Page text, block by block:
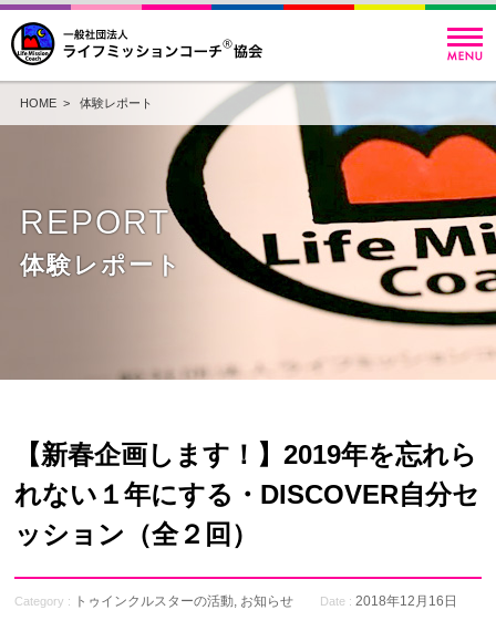
HOME> 体験レポート
REPORT
体験レポート
【新春企画します！】2019年を忘れら
れない１年にする・DISCOVER自分セ
ッション（全２回）
Category : トゥインクルスターの活動, お知らせ Date : 2018年12月16日